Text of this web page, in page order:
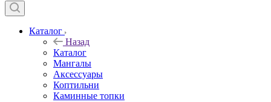
Каталог
Назад
Каталог
Мангалы
Аксессуары
Коптильни
Каминные топки